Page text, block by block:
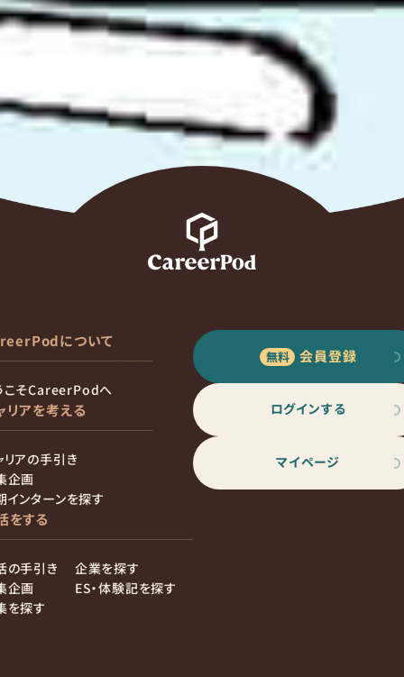
について
こそCareerPodへ
リアを考える
リアの手引き
企画
インターンを探す
をする
の手引き
企画
を探す
企業を探す
ES・体験記を探す
会員登録
ログインする
マイページ